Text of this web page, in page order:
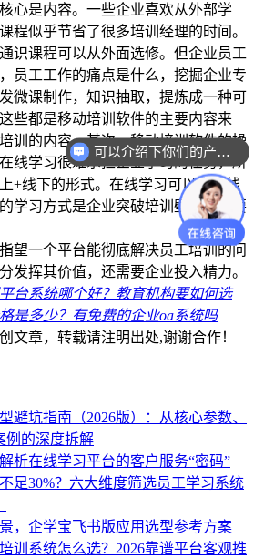
心是内容。一些企业喜欢从外部学
程似乎节省了很多培训经理的时间。
识课程可以从外面选修。但企业员工
员工工作的痛点是什么，挖掘企业专
微课制作，知识抽取，提炼成一种可
些都是移动培训软件的主要内容来
训的内容。其次，移动培训软件的操
线学习很难承担企业学习的任务，所
+线下的形式。在线学习可以作为线
学习方式是企业突破培训壁垒的重要
望一个平台能彻底解决员工培训的问
发挥其价值，还需要企业投入精力。
台系统哪个好？教育机构要如何选
是多少？有免费的企业oa系统吗
文章，转载请注明出处,谢谢合作！
避坑指南（2026版）：从核心参数、
例的深度拆解
析在线学习平台的客户服务“密码”
足30%？六大维度筛选员工学习系统
，企学宝飞书版应用选型参考方案
训系统怎么选？2026靠谱平台客观推
可以介绍下你们的产品么？